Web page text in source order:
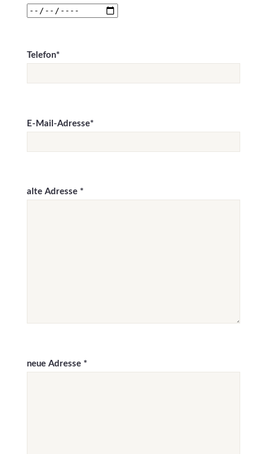
Telefon*
E-Mail-Adresse*
alte Adresse *
neue Adresse *